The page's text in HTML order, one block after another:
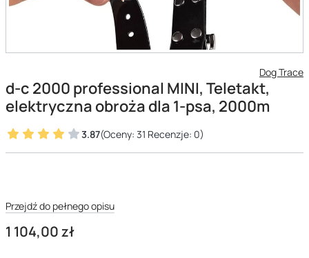
Dog Trace
d-c 2000 professional MINI, Teletakt,
elektryczna obroża dla 1-psa, 2000m
3.87(Oceny: 31 Recenzje: 0)
Przejdź do pełnego opisu
Cena
1 104,00 zł